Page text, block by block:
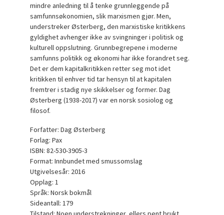
mindre anledning til å tenke grunnleggende på
samfunnsøkonomien, slik marxismen gjør. Men,
understreker Østerberg, den marxistiske kritikkens
gyldighet avhenger ikke av svingninger i politisk og
kulturell oppslutning. Grunnbegrepene i moderne
samfunns politikk og økonomi har ikke forandret seg.
Det er dem kapitalkritikken retter seg mot idet
kritikken til enhver tid tar hensyn til at kapitalen
fremtrer i stadig nye skikkelser og former. Dag
Østerberg (1938-2017) var en norsk sosiolog og
filosof.
Forfatter: Dag Østerberg
Forlag: Pax
ISBN: 82-530-3905-3
Format: Innbundet med smussomslag
Utgivelsesår: 2016
Opplag: 1
Språk: Norsk bokmål
Sideantall: 179